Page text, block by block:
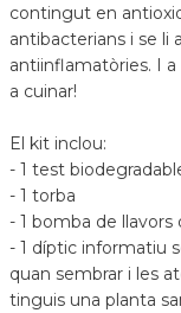
contingut en
antibacterians i se li
antiinflamatòries. I
a cuinar!
El kit inclou:
- 1 test
- 1 torba
- 1 bomba de llavors
- 1 díptic informatiu
quan sembrar i les
tinguis una planta